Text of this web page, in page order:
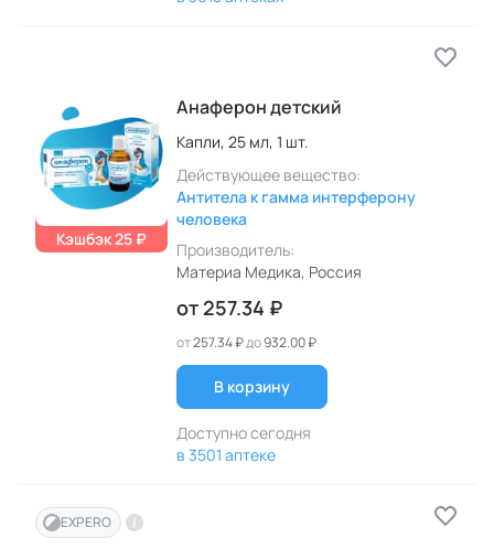
Кэшбэк 25 ₽
Анаферон детский
Капли, 25 мл, 1 шт.
Действующее вещество:
Антитела к гамма интерферону
человека
Производитель:
Материа Медика, Россия
от 257.34 ₽
от257.34 ₽до932.00 ₽
В корзину
Доступно сегодня
в 3501 аптеке
EXPERO